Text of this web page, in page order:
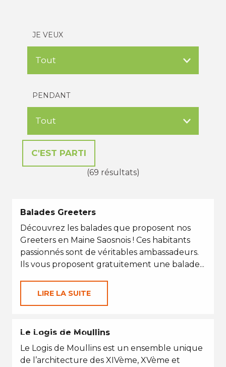
JE VEUX
PENDANT
(69 résultats)
Balades Greeters
Découvrez les balades que proposent nos
Greeters en Maine Saosnois ! Ces habitants
passionnés sont de véritables ambassadeurs.
Ils vous proposent gratuitement une balade...
LIRE LA SUITE
EN TOUTES SAISONS
Le Logis de Moullins
Le Logis de Moullins est un ensemble unique
de l’architecture des XIVème, XVème et